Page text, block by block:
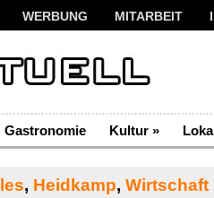
WERBUNG MITARBEIT
Gastronomie Kultur »
, Heidkamp, Wirtschaft